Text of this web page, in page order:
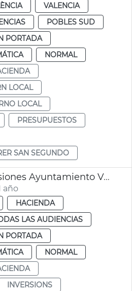
VALENCIA
POBLES SUD
PORTADA
NORMAL
LOCAL
LOCAL
PRESUPUESTOS
SAN SEGUNDO
Ejecución inversiones Ayuntamiento València 2025
año
HACIENDA
LAS AUDIENCIAS
PORTADA
NORMAL
INVERSIONS